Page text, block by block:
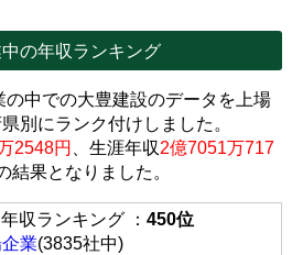
の年収ランキング
中での大豊建設のデータを上場
別にランク付けしました。
2548円 、生涯年収2億7051万717
結果となりました。
年収ランキング ：450位
企業(3835社中)